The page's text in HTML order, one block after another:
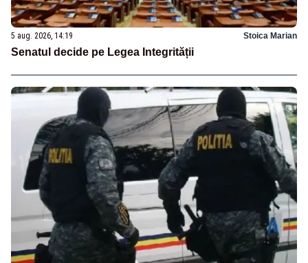
5 aug. 2026, 14:19 Stoica Marian
Senatul decide pe Legea Integrității